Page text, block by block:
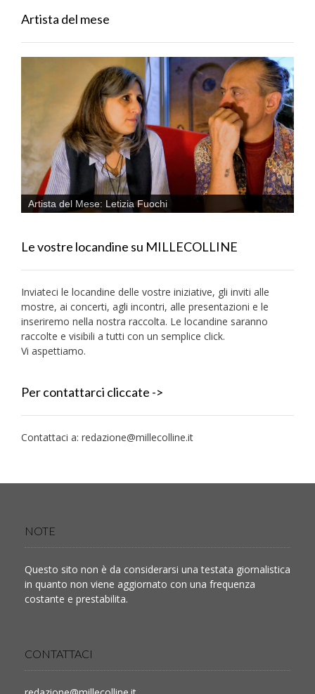
Artista del mese
Artista del Mese: Letizia Fuochi
Le vostre locandine su MILLECOLLINE
Inviateci le locandine delle vostre iniziative, gli inviti alle
mostre, ai concerti, agli incontri, alle presentazioni e le
inseriremo nella nostra raccolta. Le locandine saranno
raccolte e visibili a tutti con un semplice click.
Vi aspettiamo.
Per contattarci cliccate ->
Contattaci a: redazione@millecolline.it
NOTE
Questo sito non è da considerarsi una testata giornalistica
in quanto non viene aggiornato con una frequenza
costante e prestabilita.
CONTATTACI